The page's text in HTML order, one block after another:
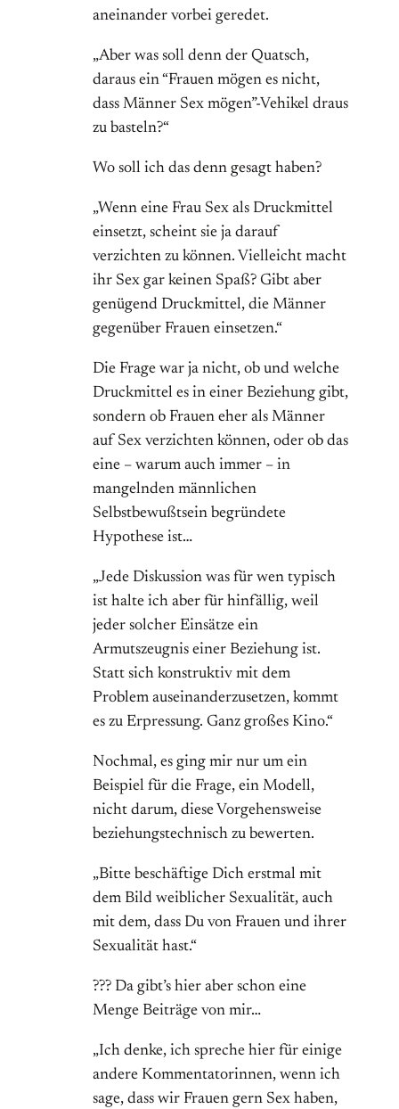
aneinander vorbei geredet.
„Aber was soll denn der Quatsch,
daraus ein “Frauen mögen es nicht,
dass Männer Sex mögen”-Vehikel draus
zu basteln?“
Wo soll ich das denn gesagt haben?
„Wenn eine Frau Sex als Druckmittel
einsetzt, scheint sie ja darauf
verzichten zu können. Vielleicht macht
ihr Sex gar keinen Spaß? Gibt aber
genügend Druckmittel, die Männer
gegenüber Frauen einsetzen.“
Die Frage war ja nicht, ob und welche
Druckmittel es in einer Beziehung gibt,
sondern ob Frauen eher als Männer
auf Sex verzichten können, oder ob das
eine – warum auch immer – in
mangelnden männlichen
Selbstbewußtsein begründete
Hypothese ist…
„Jede Diskussion was für wen typisch
ist halte ich aber für hinfällig, weil
jeder solcher Einsätze ein
Armutszeugnis einer Beziehung ist.
Statt sich konstruktiv mit dem
Problem auseinanderzusetzen, kommt
es zu Erpressung. Ganz großes Kino.“
Nochmal, es ging mir nur um ein
Beispiel für die Frage, ein Modell,
nicht darum, diese Vorgehensweise
beziehungstechnisch zu bewerten.
„Bitte beschäftige Dich erstmal mit
dem Bild weiblicher Sexualität, auch
mit dem, dass Du von Frauen und ihrer
Sexualität hast.“
??? Da gibt’s hier aber schon eine
Menge Beiträge von mir…
„Ich denke, ich spreche hier für einige
andere Kommentatorinnen, wenn ich
sage, dass wir Frauen gern Sex haben,